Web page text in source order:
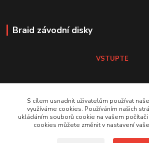
Braid závodní disky
VSTUPTE
VSTUPTE Koni tlumiče
S cílem usnadnit uživatelům používat
využíváme cookies. Používáním našich
ukládáním souborů cookie na vašem
cookies můžete změnit v nastavení